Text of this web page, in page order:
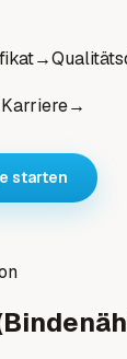
→
Karriere→
starten